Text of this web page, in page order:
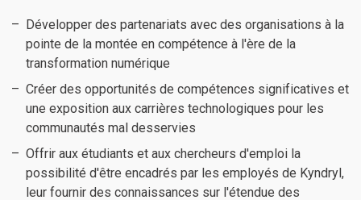
Développer des partenariats avec des organisations à la
pointe de la montée en compétence à l'ère de la
transformation numérique
Créer des opportunités de compétences significatives et
une exposition aux carrières technologiques pour les
communautés mal desservies
Offrir aux étudiants et aux chercheurs d'emploi la
possibilité d'être encadrés par les employés de Kyndryl,
leur fournir des connaissances sur l'étendue des